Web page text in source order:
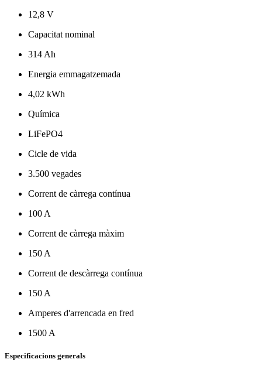
12,8 V
Capacitat nominal
314 Ah
Energia emmagatzemada
4,02 kWh
Química
LiFePO4
Cicle de vida
3.500 vegades
Corrent de càrrega contínua
100 A
Corrent de càrrega màxim
150 A
Corrent de descàrrega contínua
150 A
Amperes d'arrencada en fred
1500 A
Especificacions generals